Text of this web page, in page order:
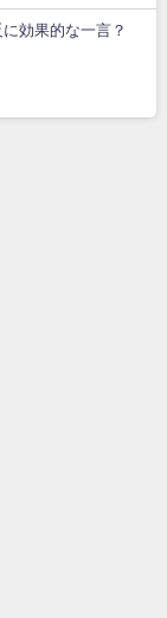
効果的な一言？